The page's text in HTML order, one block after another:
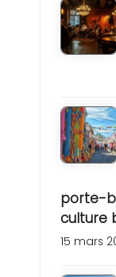
porte-
culture
15 mars